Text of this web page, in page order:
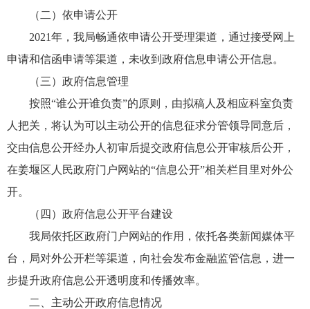
（二）依申请公开
2021年，我局畅通依申请公开受理渠道，通过接受网上
申请和信函申请等渠道，未收到政府信息申请公开信息。
（三）政府信息管理
按照“谁公开谁负责”的原则，由拟稿人及相应科室负责
人把关，将认为可以主动公开的信息征求分管领导同意后，
交由信息公开经办人初审后提交政府信息公开审核后公开，
在姜堰区人民政府门户网站的“信息公开”相关栏目里对外公
开。
（四）政府信息公开平台建设
我局依托区政府门户网站的作用，依托各类新闻媒体平
台，局对外公开栏等渠道，向社会发布金融监管信息，进一
步提升政府信息公开透明度和传播效率。
二、主动公开政府信息情况